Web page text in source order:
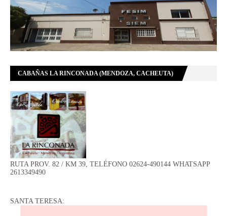
CABAÑAS LA RINCONADA (MENDOZA, CACHEUTA)
RUTA PROV. 82 / KM 39, TELÉFONO 02624-490144 WHATSAPP
2613349490
SANTA TERESA: